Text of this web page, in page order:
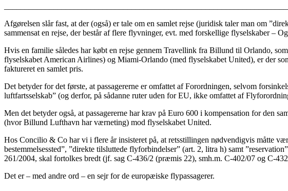
Afgørelsen slår fast, at der (også) er tale om en samlet rejse (juridisk taler man om
sammensat en rejse, der består af flere flyvninger, evt. med forskellige flyselskaber –
Hvis en familie således har købt en rejse gennem Travellink fra Billund til Orlando,
flyselskabet American Airlines) og Miami-Orlando (med flyselskabet United), er der
faktureret en samlet pris.
Det betyder for det første, at passagererne er omfattet af Forordningen, selvom
luftfartsselskab” (og derfor, på sådanne ruter uden for EU, ikke omfattet af
Men det betyder også, at passagererne har krav på Euro 600 i kompensation for den
(hvor Billund Lufthavn har værneting) mod flyselskabet United.
Hos Concilio & Co har vi i flere år insisteret på, at retsstillingen nødvendigvis måtte
bestemmelsessted”, ”direkte tilsluttede flyforbindelser” (art. 2, litra h) samt
261/2004, skal fortolkes bredt (jf. sag C-436/2 (præmis 22), smh.m. C-402/07 og C-
Det er – med andre ord – en sejr for de europæiske flypassagerer.